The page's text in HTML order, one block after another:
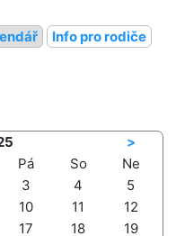
Info pro rodiče
>
Pá So
Ne
3 4
5
10 11
12
17 18
19